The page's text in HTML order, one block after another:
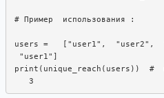
# Пример  использования :
users =   ["user1",  "user2",
"user1"]
print(unique_reach(users))  #